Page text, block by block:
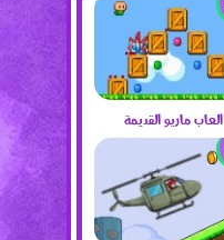
العاب ماريو القديمة